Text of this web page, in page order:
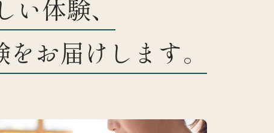
体験、
お届けします。